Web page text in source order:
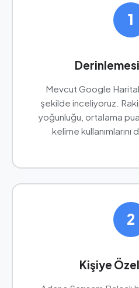
1
Mevcut Google
şekilde inceliyoruz.
yoğunluğu, ortalama
kelime
2
Kişiye